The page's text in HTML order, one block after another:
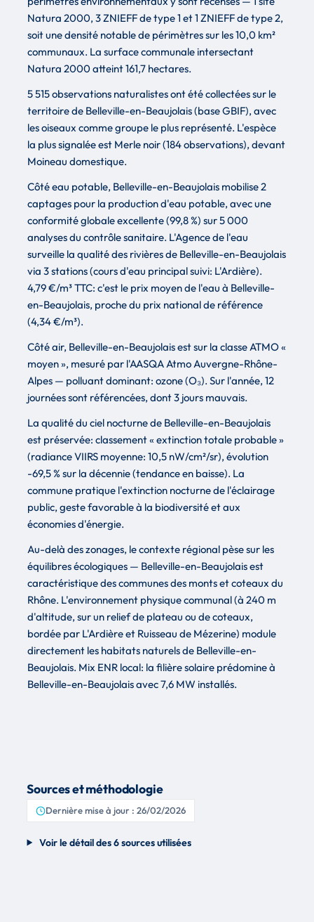
Natura 2000, 3 ZNIEFF de type 1 et 1 ZNIEFF de type 2,
soit une densité notable de périmètres sur les 10,0 km²
communaux. La surface communale intersectant
Natura 2000 atteint 161,7 hectares.
5 515 observations naturalistes ont été collectées sur le
territoire de Belleville-en-Beaujolais (base GBIF), avec
les oiseaux comme groupe le plus représenté. L'espèce
la plus signalée est Merle noir (184 observations), devant
Moineau domestique.
Côté eau potable, Belleville-en-Beaujolais mobilise 2
captages pour la production d'eau potable, avec une
conformité globale excellente (99,8 %) sur 5 000
analyses du contrôle sanitaire. L'Agence de l'eau
surveille la qualité des rivières de Belleville-en-Beaujolais
via 3 stations (cours d'eau principal suivi: L'Ardière).
4,79 €/m³ TTC: c'est le prix moyen de l'eau à Belleville-
en-Beaujolais, proche du prix national de référence
(4,34 €/m³).
Côté air, Belleville-en-Beaujolais est sur la classe ATMO «
moyen », mesuré par l'AASQA Atmo Auvergne-Rhône-
Alpes — polluant dominant: ozone (O₃). Sur l'année, 12
journées sont référencées, dont 3 jours mauvais.
La qualité du ciel nocturne de Belleville-en-Beaujolais
est préservée: classement « extinction totale probable »
(radiance VIIRS moyenne: 10,5 nW/cm²/sr), évolution
-69,5 % sur la décennie (tendance en baisse). La
commune pratique l'extinction nocturne de l'éclairage
public, geste favorable à la biodiversité et aux
économies d'énergie.
Au-delà des zonages, le contexte régional pèse sur les
équilibres écologiques — Belleville-en-Beaujolais est
caractéristique des communes des monts et coteaux du
Rhône. L'environnement physique communal (à 240 m
d'altitude, sur un relief de plateau ou de coteaux,
bordée par L'Ardière et Ruisseau de Mézerine) module
directement les habitats naturels de Belleville-en-
Beaujolais. Mix ENR local: la filière solaire prédomine à
Belleville-en-Beaujolais avec 7,6 MW installés.
Sources et méthodologie
Dernière mise à jour : 26/02/2026
Voir le détail des 6 sources utilisées